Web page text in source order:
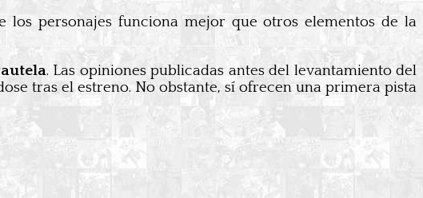
los personajes funciona mejor que otros elementos de la
. Las opiniones publicadas antes del levantamiento del
tras el estreno. No obstante, sí ofrecen una primera pista